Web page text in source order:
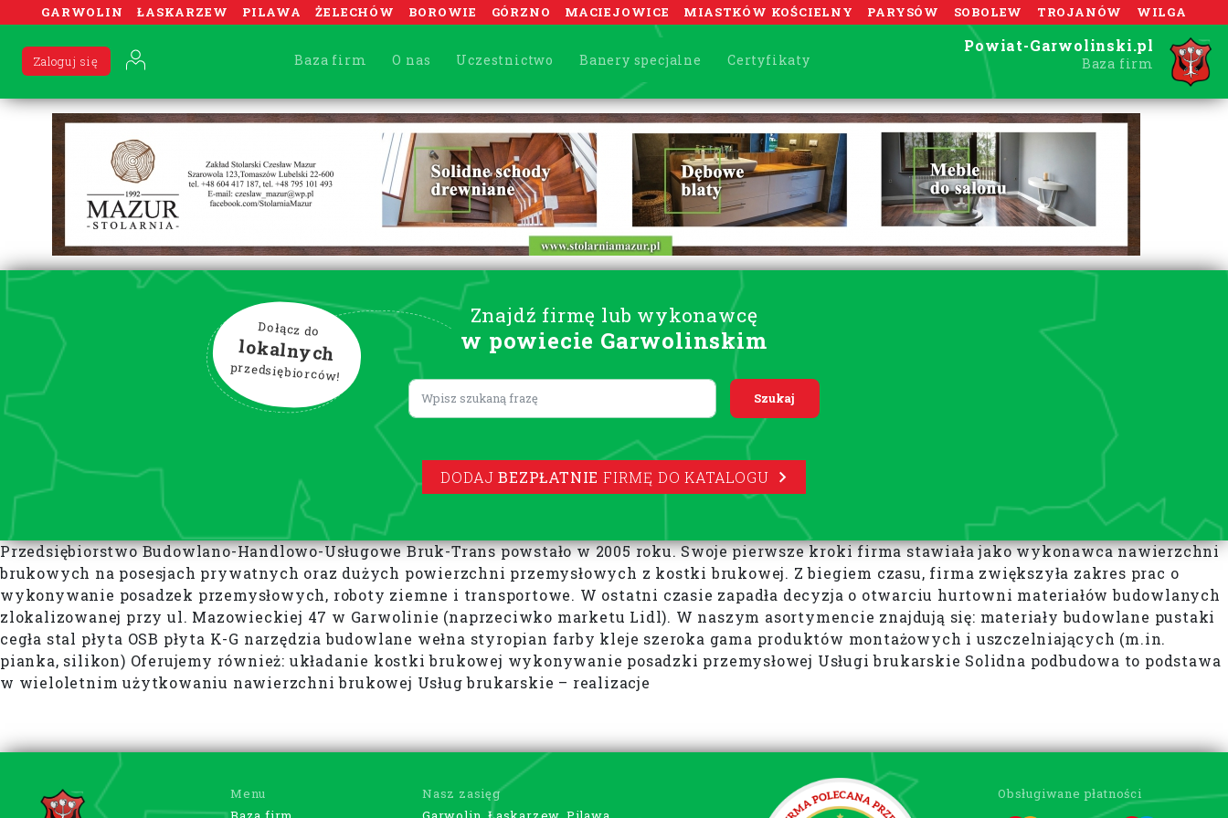
GARWOLIN ŁASKARZEW PILAWA ŻELECHÓW BOROWIE GÓRZNO MACIEJOWICE MIASTKÓW KOŚCIELNY PARYSÓW SOBOLEW TROJANÓW WILGA
Baza firm O nas Uczestnictwo Banery specjalne Certyfikaty
Zaloguj się
Powiat-Garwolinski.pl
Baza firm
Znajdź firmę lub wykonawcę
w powiecie Garwolinskim
Dołącz do
lokalnych
przedsiębiorców!
Lorem ipsum
DODAJBEZPŁATNIE FIRMĘ DO KATALOGU
Przedsiębiorstwo Budowlano-Handlowo-Usługowe Bruk-Trans powstało w 2005 roku. Swoje pierwsze kroki firma stawiała jako wykonawca nawierzchni
brukowych na posesjach prywatnych oraz dużych powierzchni przemysłowych z kostki brukowej. Z biegiem czasu, firma zwiększyła zakres prac o
wykonywanie posadzek przemysłowych, roboty ziemne i transportowe. W ostatni czasie zapadła decyzja o otwarciu hurtowni materiałów budowlanych
zlokalizowanej przy ul. Mazowieckiej 47 w Garwolinie (naprzeciwko marketu Lidl). W naszym asortymencie znajdują się: materiały budowlane pustaki
cegła stal płyta OSB płyta K-G narzędzia budowlane wełna styropian farby kleje szeroka gama produktów montażowych i uszczelniających (m.in.
pianka, silikon) Oferujemy również: układanie kostki brukowej wykonywanie posadzki przemysłowej Usługi brukarskie Solidna podbudowa to podstawa
w wieloletnim użytkowaniu nawierzchni brukowej Usług brukarskie – realizacje
Menu
Nasz zasięg
Obsługiwane płatności